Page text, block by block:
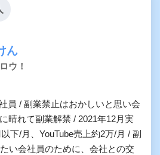
ん
ウ！
員 / 副業禁止はおかしいと思い会
晴れて副業解禁 / 2021年12月実
下/月、YouTube売上約2万/月 / 副
い会社員のために、会社との交